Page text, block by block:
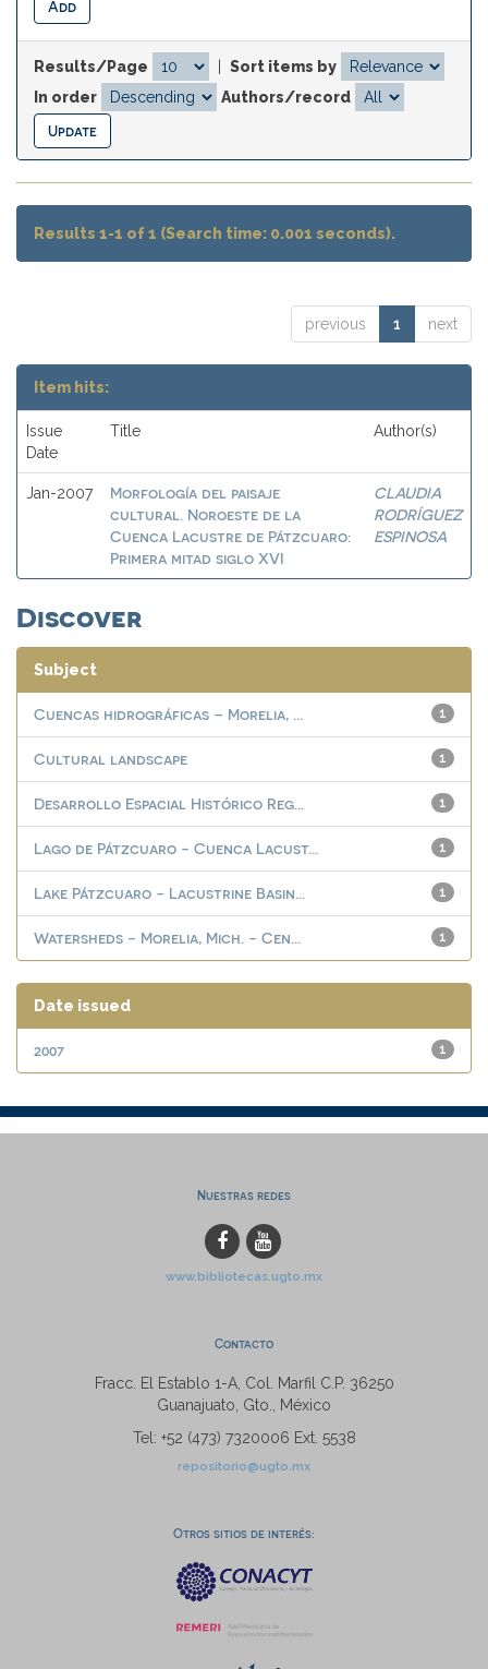
Results/Page
Sort items by
In order
Authors/record
Results 1-1 of 1 (Search time: 0.001 seconds).
previous 1 next
Item hits:
Issue
Date
Title Author(s)
Jan-2007
Morfología del paisaje
cultural. Noroeste de la
Cuenca Lacustre de Pátzcuaro:
Primera mitad siglo XVI
CLAUDIA
RODRÍGUEZ
ESPINOSA
Discover
Subject
1
Cuencas hidrográficas – Morelia, ...
1
Cultural landscape
1
Desarrollo Espacial Histórico Reg...
1
Lago de Pátzcuaro - Cuenca Lacust...
1
Lake Pátzcuaro - Lacustrine Basin...
1
Watersheds - Morelia, Mich. - Cen...
Date issued
1
2007
Nuestras redes
www.bibliotecas.ugto.mx
Contacto
Fracc. El Establo 1-A, Col. Marfil C.P. 36250
Guanajuato, Gto., México
Tel: +52 (473) 7320006 Ext. 5538
repositorio@ugto.mx
Otros sitios de interés: